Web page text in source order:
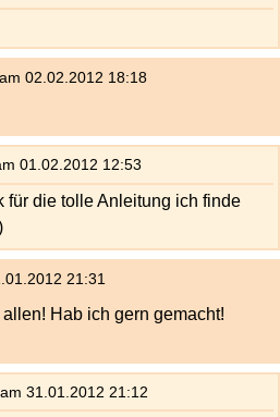
02.02.2012 18:18
01.02.2012 12:53
für die tolle Anleitung ich finde
21:31
Hab ich gern gemacht!
31.01.2012 21:12